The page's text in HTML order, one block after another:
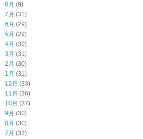
8月 (9)
7月 (31)
6月 (29)
5月 (29)
4月 (30)
3月 (31)
2月 (30)
1月 (31)
12月 (33)
11月 (36)
10月 (37)
9月 (30)
8月 (30)
7月 (33)